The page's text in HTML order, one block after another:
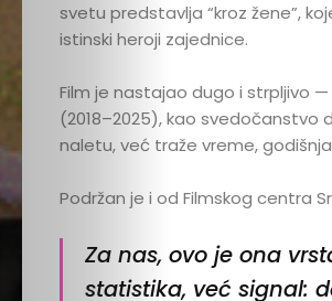
Ispričaj
svoju
priču
svetu predstavlja “kroz žene”,
istinski heroji zajednice.
Film je nastajao dugo i strpljivo —
(2018–2025), kao svedočanstvo
naletu, već traže vreme,
Podržan je i od Filmskog centra
Za nas, ovo je ona
statistika, već signal: